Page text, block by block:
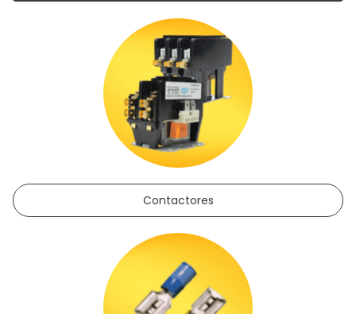
Contactores